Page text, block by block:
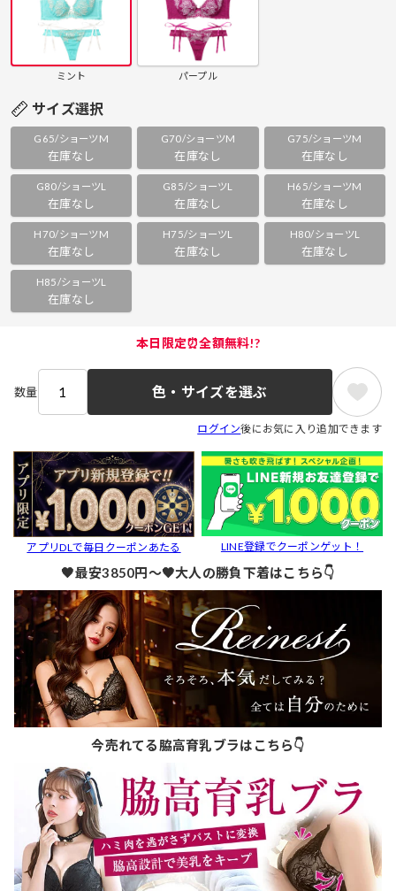
ミント パープル
サイズ選択
G65/ショーツM
在庫なし
G70/ショーツM
在庫なし
G75/ショーツM
在庫なし
G80/ショーツL
在庫なし
G85/ショーツL
在庫なし
H65/ショーツM
在庫なし
H70/ショーツM
在庫なし
H75/ショーツL
在庫なし
H80/ショーツL
在庫なし
H85/ショーツL
在庫なし
本日限定⏰全額無料!?
数量 色・サイズを選ぶ
ログイン後にお気に入り追加できます
アプリDLで毎日クーポンあたる LINE登録でクーポンゲット！
🖤最安3850円～🖤大人の勝負下着はこちら👇
今売れてる脇高育乳ブラはこちら👇